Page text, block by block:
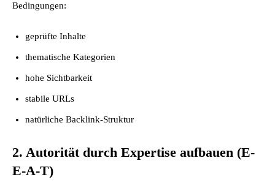
Bedingungen:
geprüfte Inhalte
thematische Kategorien
hohe Sichtbarkeit
stabile URLs
natürliche Backlink-Struktur
2. Autorität durch Expertise aufbauen (E-
E-A-T)